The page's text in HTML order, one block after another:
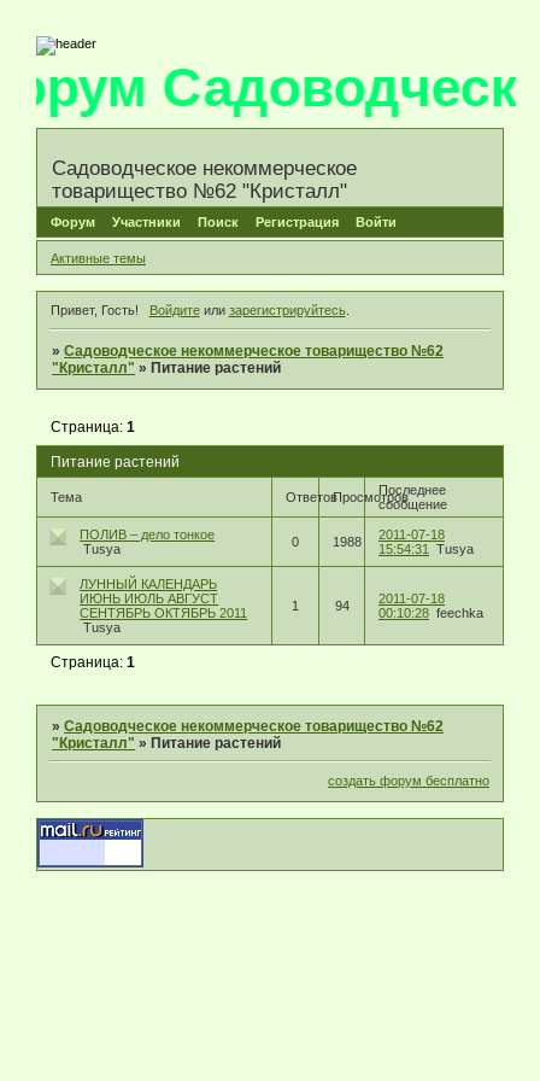
Садоводческое некоммерческое
товарищество №62 "Кристалл"
Форум Участники Поиск Регистрация Войти
Активные темы
Привет, Гость! Войдитеили зарегистрируйтесь.
»Садоводческое некоммерческое товарищество №62
"Кристалл" » Питание растений
Питание растений
Страница:1
Тема ОтветовПросмотровПоследнее
сообщение
ПОЛИВ – дело тонкое
Tusya
0 1988
2011-07-18
15:54:31
Tusya
ЛУННЫЙ КАЛЕНДАРЬ
ИЮНЬ ИЮЛЬ АВГУСТ
СЕНТЯБРЬ ОКТЯБРЬ 2011
Tusya
1 94
2011-07-18
00:10:28 feechka
Страница:1
»Садоводческое некоммерческое товарищество №62
"Кристалл" »Питание растений
создать форум бесплатно